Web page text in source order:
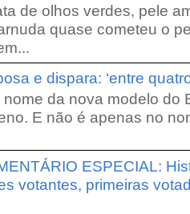
de olhos verdes, pele
quase cometeu o
e dispara: ‘entre
da nova modelo do
E não é apenas no
ESPECIAL:
votantes, primeiras